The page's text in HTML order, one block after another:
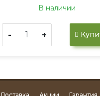
В наличии
- +